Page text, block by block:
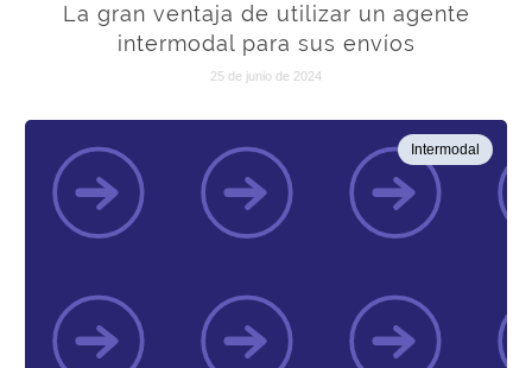
La gran ventaja de utilizar un agente
intermodal para sus envíos
25 de junio de 2024
Intermodal